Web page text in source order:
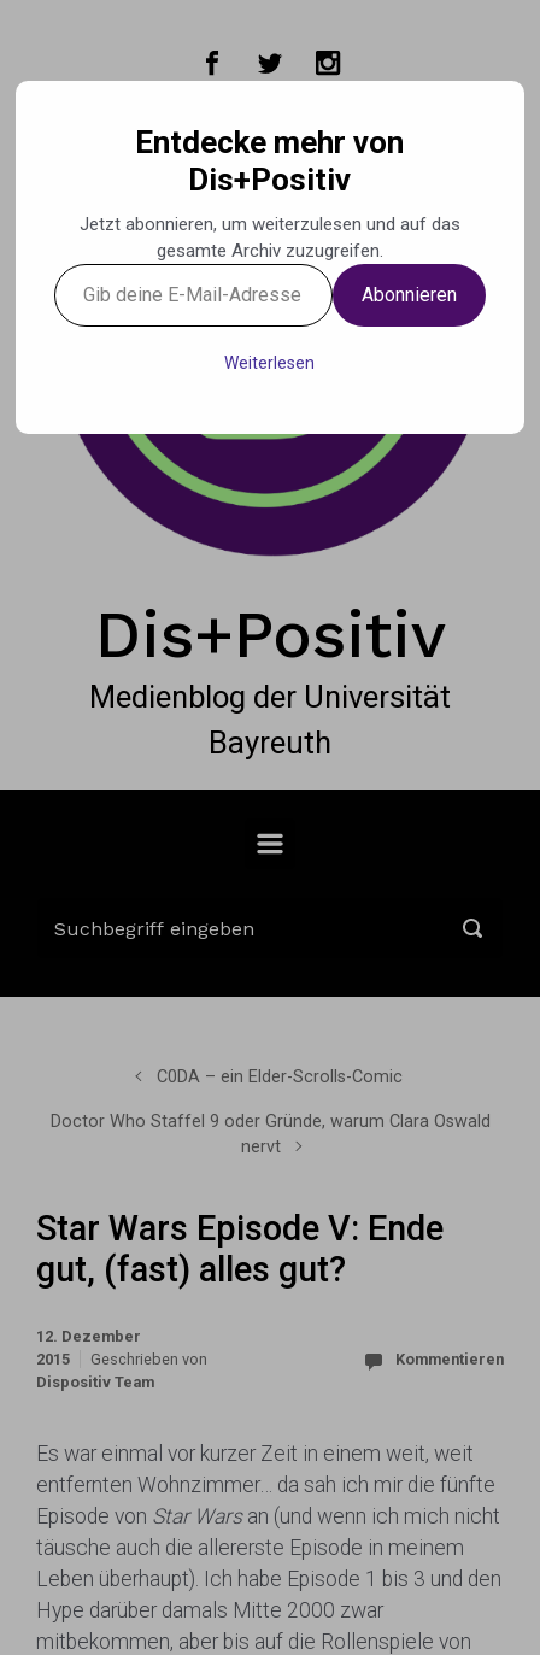
Dis+Positiv
Medienblog der Universität
Bayreuth
C0DA – ein Elder-Scrolls-Comic
Doctor Who Staffel 9 oder Gründe, warum Clara Oswald
nervt
Star Wars Episode V: Ende
gut, (fast) alles gut?
12. Dezember
2015
Geschrieben von
Dispositiv Team
Kommentieren
Es war einmal vor kurzer Zeit in einem weit, weit
entfernten Wohnzimmer… da sah ich mir die fünfte
Episode von Star Warsan (und wenn ich mich nicht
täusche auch die allererste Episode in meinem
Leben überhaupt). Ich habe Episode 1 bis 3 und den
Hype darüber damals Mitte 2000 zwar
mitbekommen, aber bis auf die Rollenspiele von
Entdecke mehr von
Dis+Positiv
Jetzt abonnieren, um weiterzulesen und auf das
gesamte Archiv zuzugreifen.
Gib
deine
Abonnieren
Weiterlesen